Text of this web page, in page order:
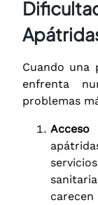
Cuando una
enfrenta
problemas